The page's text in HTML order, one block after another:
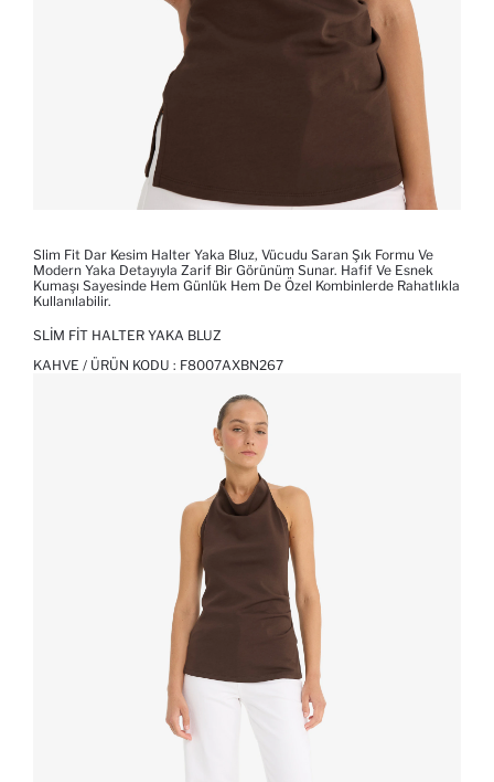
Slim Fit Dar Kesim Halter Yaka Bluz, Vücudu Saran Şık Formu Ve
Modern Yaka Detayıyla Zarif Bir Görünüm Sunar. Hafif Ve Esnek
Kumaşı Sayesinde Hem Günlük Hem De Özel Kombinlerde Rahatlıkla
Kullanılabilir.
SLIM FIT HALTER YAKA BLUZ
KAHVE / ÜRÜN KODU : F8007AXBN267